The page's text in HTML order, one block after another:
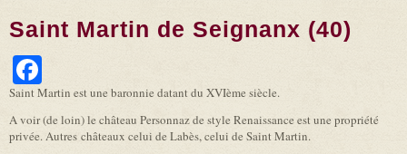
Saint Martin de Seignanx (40)
Saint Martin est une baronnie datant du XVIème siècle.
A voir (de loin) le château Personnaz de style Renaissance est une propriété
privée. Autres châteaux celui de Labès, celui de Saint Martin.